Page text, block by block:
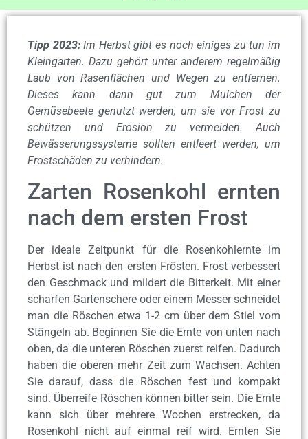
Tipp 2023:Im Herbst gibt es noch einiges zu tun im
Kleingarten. Dazu gehört unter anderem regelmäßig
Laub von Rasenflächen und Wegen zu entfernen.
Dieses kann dann gut zum Mulchen der
Gemüsebeete genutzt werden, um sie vor Frost zu
schützen und Erosion zu vermeiden. Auch
Bewässerungssysteme sollten entleert werden, um
Frostschäden zu verhindern.
Zarten Rosenkohl ernten
nach dem ersten Frost
Der ideale Zeitpunkt für die Rosenkohlernte im
Herbst ist nach den ersten Frösten. Frost verbessert
den Geschmack und mildert die Bitterkeit. Mit einer
scharfen Gartenschere oder einem Messer schneidet
man die Röschen etwa 1-2 cm über dem Stiel vom
Stängeln ab. Beginnen Sie die Ernte von unten nach
oben, da die unteren Röschen zuerst reifen. Dadurch
haben die oberen mehr Zeit zum Wachsen. Achten
Sie darauf, dass die Röschen fest und kompakt
sind. Überreife Röschen können bitter sein. Die Ernte
kann sich über mehrere Wochen erstrecken, da
Rosenkohl nicht auf einmal reif wird. Ernten Sie